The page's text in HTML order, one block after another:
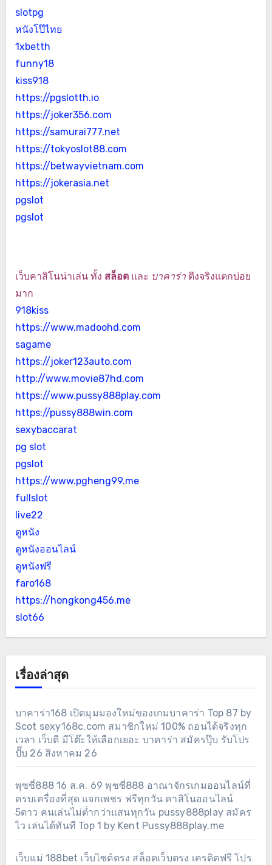
slotpg
หนังโป๊ไทย
1xbetth
funny18
kiss918
https://pgslotth.io
https://joker356.com
https://samurai777.net
https://tokyoslot88.com
https://betwayvietnam.com
https://jokerasia.net
pgslot
pgslot
เว็บคาสิโนน่าเล่น ทั้ง สล็อตและ บาคาร่าตึงจริงแตกบ่อย
มาก
918kiss
https://www.madoohd.com
sagame
https://joker123auto.com
http://www.movie87hd.com
https://www.pussy888play.com
https://pussy888win.com
sexybaccarat
pg slot
pgslot
https://www.pgheng99.me
fullslot
live22
ดูหนัง
ดูหนังออนไลน์
ดูหนังฟรี
faro168
https://hongkong456.me
slot66
เรื่องล่าสุด
บาคาร่า168 เปิดมุมมองใหม่ของเกมบาคาร่า Top 87 by
Scot sexy168c.com สมาชิกใหม่ 100% ถอนได้จริงทุก
เวลา เว็บดี มีโต๊ะให้เลือกเยอะ บาคาร่า สมัครปุ๊บ รับโปร
ปั๊บ 26 สิงหาคม 26
พุซซี่888 16 ส.ค. 69 พุซซี่888 อาณาจักรเกมออนไลน์ที่
ครบเครื่องที่สุด แจกเพชร ฟรีทุกวัน คาสิโนออนไลน์
5ดาว คนเล่นไม่ต่ำกว่าแสนทุกวัน pussy888play สมัคร
ไว เล่นได้ทันที Top 1 by Kent Pussy888play.me
เว็บแม่ 188bet เว็บไซต์ตรง สล็อตเว็บตรง เครดิตฟรี โปร